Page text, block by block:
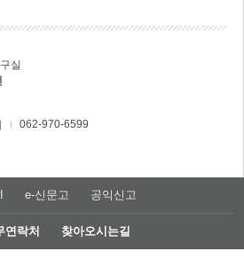
실
062-970-6599
e-신문고 공익신고
연락처 찾아오시는길